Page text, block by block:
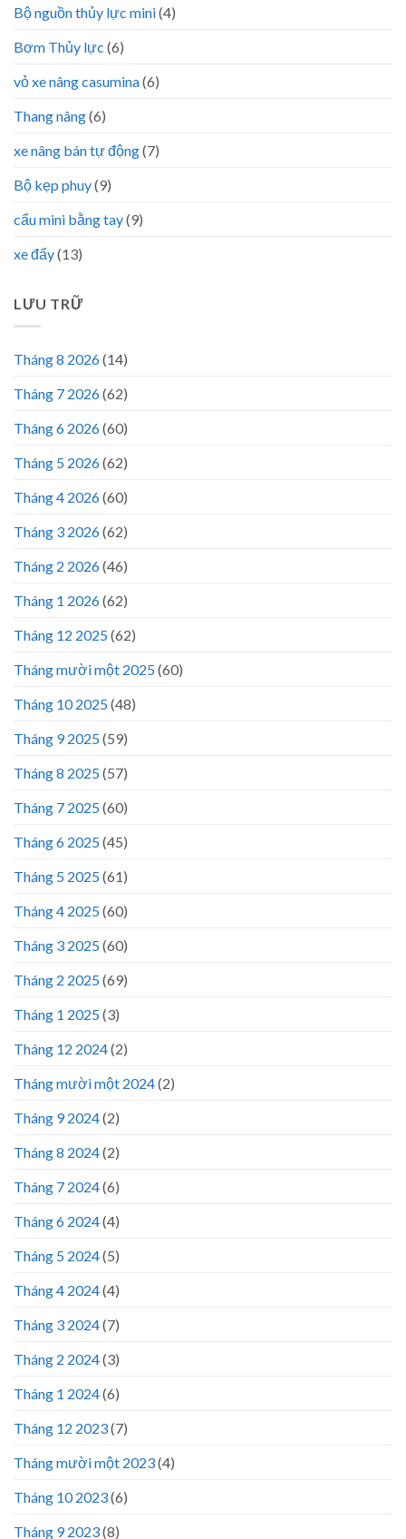
Bộ nguồn thủy lực mini(4)
Bơm Thủy lực (6)
vỏ xe nâng casumina(6)
Thang nâng(6)
xe nâng bán tự động(7)
Bộ kẹp phuy(9)
cẩu mini bằng tay(9)
xe đẩy(13)
LƯU TRỮ
Tháng 8 2026(14)
Tháng 7 2026(62)
Tháng 6 2026(60)
Tháng 5 2026(62)
Tháng 4 2026(60)
Tháng 3 2026(62)
Tháng 2 2026(46)
Tháng 1 2026(62)
Tháng 12 2025(62)
Tháng mười một 2025(60)
Tháng 10 2025(48)
Tháng 9 2025(59)
Tháng 8 2025(57)
Tháng 7 2025(60)
Tháng 6 2025(45)
Tháng 5 2025(61)
Tháng 4 2025(60)
Tháng 3 2025(60)
Tháng 2 2025(69)
Tháng 1 2025(3)
Tháng 12 2024(2)
Tháng mười một 2024(2)
Tháng 9 2024(2)
Tháng 8 2024(2)
Tháng 7 2024(6)
Tháng 6 2024(4)
Tháng 5 2024(5)
Tháng 4 2024(4)
Tháng 3 2024(7)
Tháng 2 2024(3)
Tháng 1 2024(6)
Tháng 12 2023(7)
Tháng mười một 2023(4)
Tháng 10 2023(6)
Tháng 9 2023(8)